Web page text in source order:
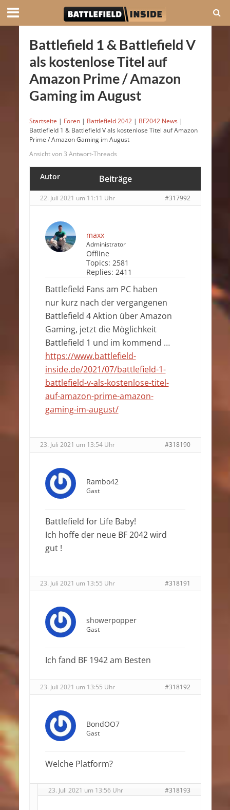
Battlefield 1 & Battlefield V
als kostenlose Titel auf
Amazon Prime / Amazon
Gaming im August
Startseite | Foren | Battlefield 2042 | BF2042 News |
Battlefield 1 & Battlefield V als kostenlose Titel auf Amazon
Prime / Amazon Gaming im August
Ansicht von 3 Antwort-Threads
Autor Beiträge
22. Juli 2021 um 11:11 Uhr #317992
maxx
Administrator
Offline
Topics: 2581
Replies: 2411
Battlefield Fans am PC haben
nur kurz nach der vergangenen
Battlefield 4 Aktion über Amazon
Gaming, jetzt die Möglichkeit
Battlefield 1 und im kommend …
https://www.battlefield-
inside.de/2021/07/battlefield-1-
battlefield-v-als-kostenlose-titel-
auf-amazon-prime-amazon-
gaming-im-august/
23. Juli 2021 um 13:54 Uhr #318190
Rambo42
Gast
Battlefield for Life Baby!
Ich hoffe der neue BF 2042 wird
gut !
23. Juli 2021 um 13:55 Uhr #318191
showerpopper
Gast
Ich fand BF 1942 am Besten
23. Juli 2021 um 13:55 Uhr #318192
BondOO7
Gast
Welche Platform?
23. Juli 2021 um 13:56 Uhr #318193